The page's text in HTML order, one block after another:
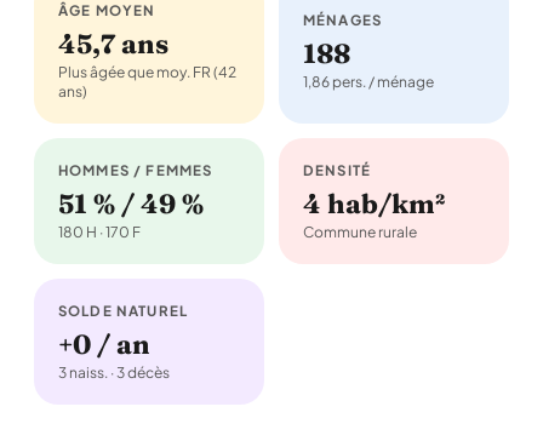
ÂGE MOYEN
45,7 ans
Plus âgée que moy. FR (42
ans)
MÉNAGES
188
1,86 pers. / ménage
HOMMES / FEMMES
51 % / 49 %
180 H · 170 F
DENSITÉ
4 hab/km²
Commune rurale
SOLDE NATUREL
+0 / an
3 naiss. · 3 décès